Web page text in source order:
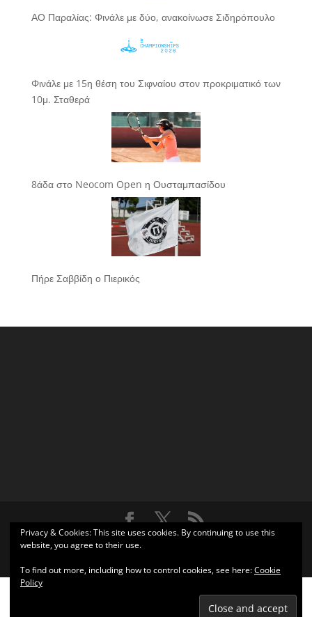
ΑΟ Παραλίας: Φινάλε με δύο, ανακοίνωσε Σιδηρόπουλο
Φινάλε με 15η θέση του Σιφναίου στον προκριματικό των
10μ. Σταθερά
8άδα στο Neocom Open η Ουσταμπασίδου
Πήρε Σαββίδη ο Πιερικός
Σχεδιάστηκε απόElegant Themes
Privacy & Cookies: This site uses cookies. By continuing to use this
website, you agree to their use.
To find out more, including how to control cookies, see here:Cookie
Policy